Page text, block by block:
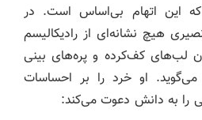
که این اتهام بی‌اساس است. در
هیچ نشانه‌ای از رادیکالیسم
لب‌های کف‌کرده و پره‌های بینی
او خرد را بر احساسات
را به دانش دعوت می‌کند: